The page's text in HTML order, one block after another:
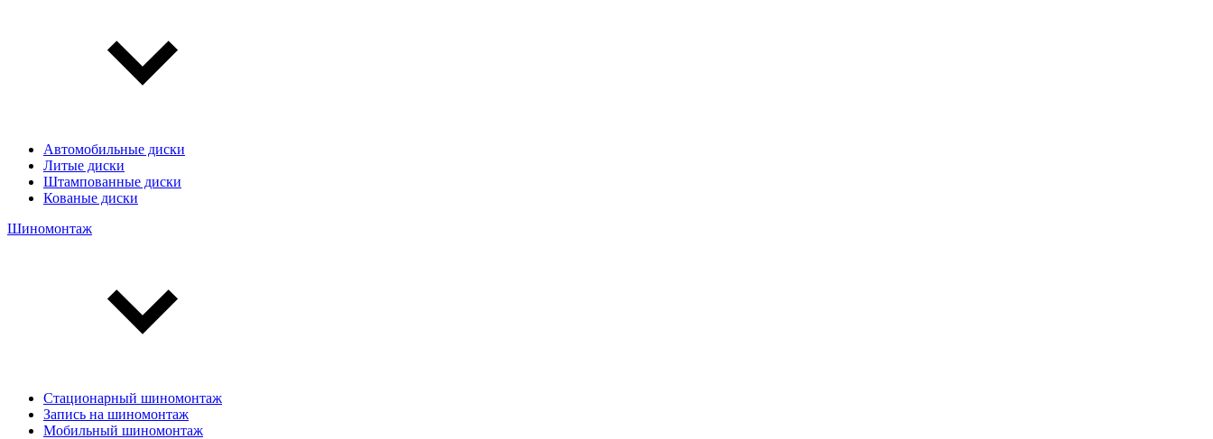
Автомобильные диски
Литые диски
Штампованные диски
Кованые диски
Шиномонтаж
Стационарный шиномонтаж
Запись на шиномонтаж
Мобильный шиномонтаж